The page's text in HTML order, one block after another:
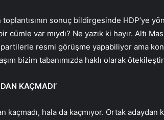
toplantısının sonuç bildirgesinde HDP’ye
cümle var mıydı? Ne yazık ki hayır. Altı
resmi görüşme yapabiliyor ama
bizim tabanımızda haklı olarak
KAÇMADI’
kaçmadı, hala da kaçmıyor. Ortak adaydan